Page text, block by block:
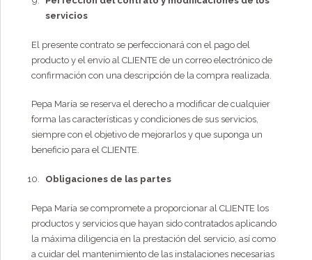
servicios
El presente contrato se perfeccionará con el pago del
producto y el envío al CLIENTE de un correo electrónico de
confirmación con una descripción de la compra realizada.
Pepa María se reserva el derecho a modificar de cualquier
forma las características y condiciones de sus servicios,
siempre con el objetivo de mejorarlos y que suponga un
beneficio para el CLIENTE.
Obligaciones de las partes
Pepa María se compromete a proporcionar al CLIENTE los
productos y servicios que hayan sido contratados aplicando
la máxima diligencia en la prestación del servicio, así como
a cuidar del mantenimiento de las instalaciones necesarias